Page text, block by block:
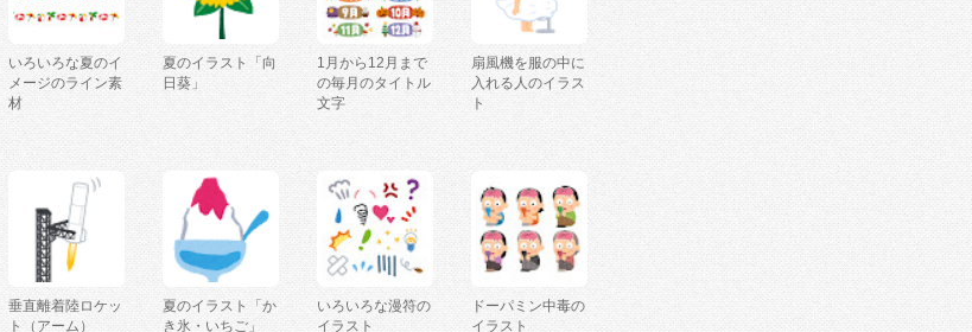
いろいろな夏のイ
メージのライン素
材
夏のイラスト「向
日葵」
1月から12月まで
の毎月のタイトル
文字
扇風機を服の中に
入れる人のイラス
ト
垂直離着陸ロケッ
ト（アーム）
夏のイラスト「か
き氷・いちご」
いろいろな漫符の
イラスト
ドーパミン中毒の
イラスト